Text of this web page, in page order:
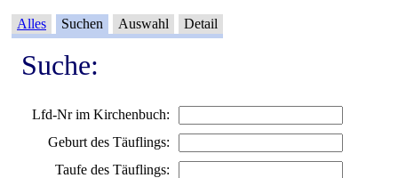
Alles Suchen Auswahl Detail
Suche:
Lfd-Nr im Kirchenbuch:
Geburt des Täuflings:
Taufe des Täuflings: